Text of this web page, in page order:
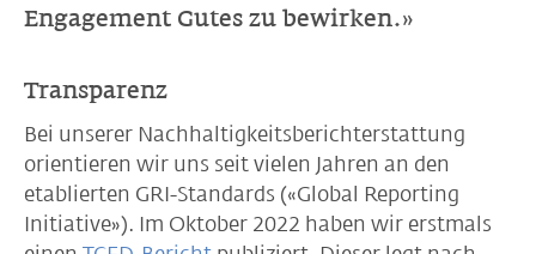
Engagement Gutes zu bewirken.»
Transparenz
Bei unserer Nachhaltigkeitsberichterstattung
orientieren wir uns seit vielen Jahren an den
etablierten GRI-Standards («Global Reporting
Initiative»). Im Oktober 2022 haben wir erstmals